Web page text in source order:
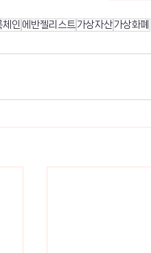
체인 에반젤리스트가상자산가상화폐